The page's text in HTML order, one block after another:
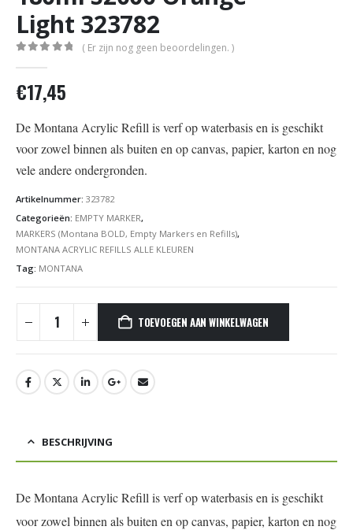
Light 323782
( Er zijn nog geen beoordelingen. )
€17,45
De Montana Acrylic Refill is verf op waterbasis en is geschikt
voor zowel binnen als buiten en op canvas, papier, karton en nog
vele andere ondergronden.
Artikelnummer: 323782
Categorieën: EMPTY MARKER,
MARKERS (Montana BOLD, Empty Markers en Refills),
MONTANA ACRYLIC REFILLS ALLE KLEUREN
Tag: MONTANA
TOEVOEGEN AAN WINKELWAGEN
BESCHRIJVING
De Montana Acrylic Refill is verf op waterbasis en is geschikt
voor zowel binnen als buiten en op canvas, papier, karton en nog